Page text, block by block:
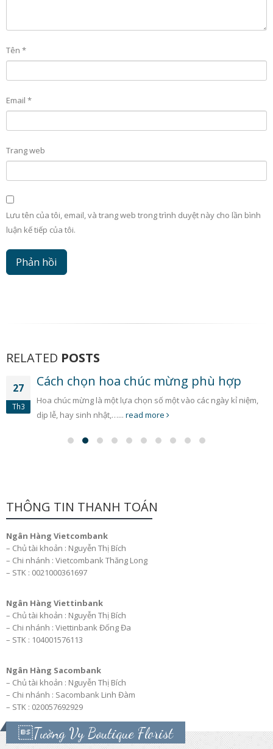
Tên *
Email *
Trang web
Lưu tên của tôi, email, và trang web trong trình duyệt này cho lần bình
luận kế tiếp của tôi.
RELATED POSTS
27
Th3
Cách chọn hoa chúc mừng phù hợp
Hoa chúc mừng là một lựa chọn số một vào các ngày kỉ niệm,
dịp lễ, hay sinh nhật,…... read more
THÔNG TIN THANH TOÁN
Ngân Hàng Vietcombank
– Chủ tài khoản : Nguyễn Thị Bích
– Chi nhánh : Vietcombank Thăng Long
– STK : 0021000361697
Ngân Hàng Viettinbank
– Chủ tài khoản : Nguyễn Thị Bích
– Chi nhánh : Viettinbank Đống Đa
– STK : 104001576113
Ngân Hàng Sacombank
– Chủ tài khoản : Nguyễn Thị Bích
– Chi nhánh : Sacombank Linh Đàm
– STK : 020057692929
Tường Vy Boutique Florist